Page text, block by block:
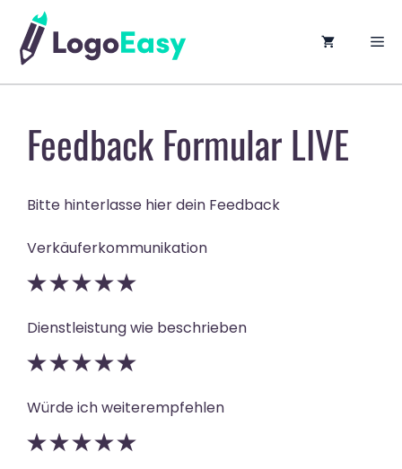
springen
Feedback Formular LIVE
Bitte hinterlasse hier dein Feedback
Verkäuferkommunikation
Dienstleistung wie beschrieben
Würde ich weiterempfehlen